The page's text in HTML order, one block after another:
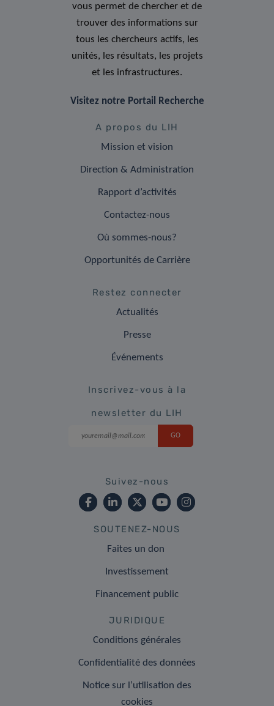
vous permet de chercher et de
trouver des informations sur
tous les chercheurs actifs, les
unités, les résultats, les projets
et les infrastructures.
Visitez notre Portail Recherche
A propos du LIH
Mission et vision
Direction & Administration
Rapport d’activités
Contactez-nous
Où sommes-nous?
Opportunités de Carrière
Restez connecter
Actualités
Presse
Événements
Inscrivez-vous à la
newsletter du LIH
Suivez-nous
SOUTENEZ-NOUS
Faites un don
Investissement
Financement public
JURIDIQUE
Conditions générales
Confidentialité des données
Notice sur l’utilisation des
cookies